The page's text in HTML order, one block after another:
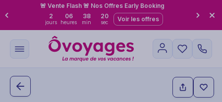
🚨 Vente Flash 🚨 Nos Offres Early Booking
2
jours
06
heures
38
min
20
sec Voir les offres